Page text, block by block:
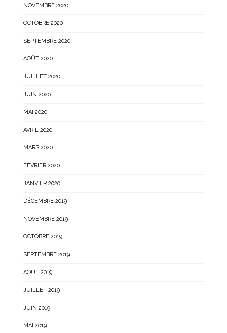
NOVEMBRE 2020
OCTOBRE 2020
SEPTEMBRE 2020
AOÛT 2020
JUILLET 2020
JUIN 2020
MAI 2020
AVRIL 2020
MARS 2020
FÉVRIER 2020
JANVIER 2020
DÉCEMBRE 2019
NOVEMBRE 2019
OCTOBRE 2019
SEPTEMBRE 2019
AOÛT 2019
JUILLET 2019
JUIN 2019
MAI 2019